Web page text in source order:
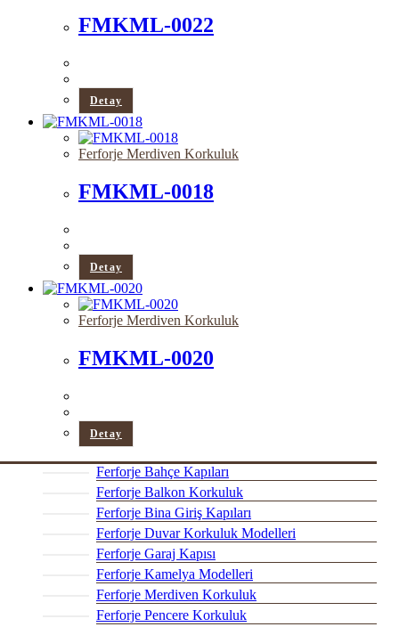
FMKML-0022
Detay
Ferforje Merdiven Korkuluk
FMKML-0018
Detay
Ferforje Merdiven Korkuluk
FMKML-0020
Detay
Ferforje Bahçe Kapıları
Ferforje Balkon Korkuluk
Ferforje Bina Giriş Kapıları
Ferforje Duvar Korkuluk Modelleri
Ferforje Garaj Kapısı
Ferforje Kamelya Modelleri
Ferforje Merdiven Korkuluk
Ferforje Pencere Korkuluk